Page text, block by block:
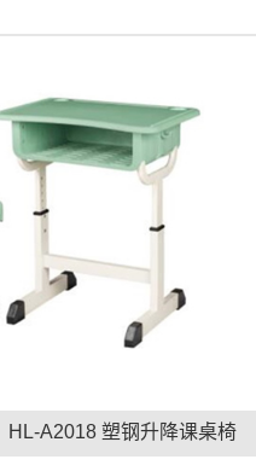
HL-A2018 塑钢升降课桌椅